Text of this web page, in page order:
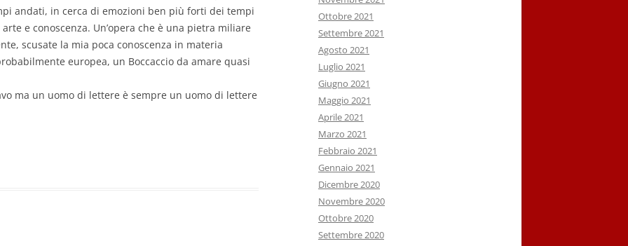
andati, in cerca di emozioni ben più forti dei tempi
e conoscenza. Un’opera che è una pietra miliare
scusate la mia poca conoscenza in materia
europea, un Boccaccio da amare quasi
ma un uomo di lettere è sempre un uomo di lettere
Ottobre 2021
Settembre 2021
Agosto 2021
Luglio 2021
Giugno 2021
Maggio 2021
Aprile 2021
Marzo 2021
Febbraio 2021
Gennaio 2021
Dicembre 2020
Novembre 2020
Ottobre 2020
Settembre 2020